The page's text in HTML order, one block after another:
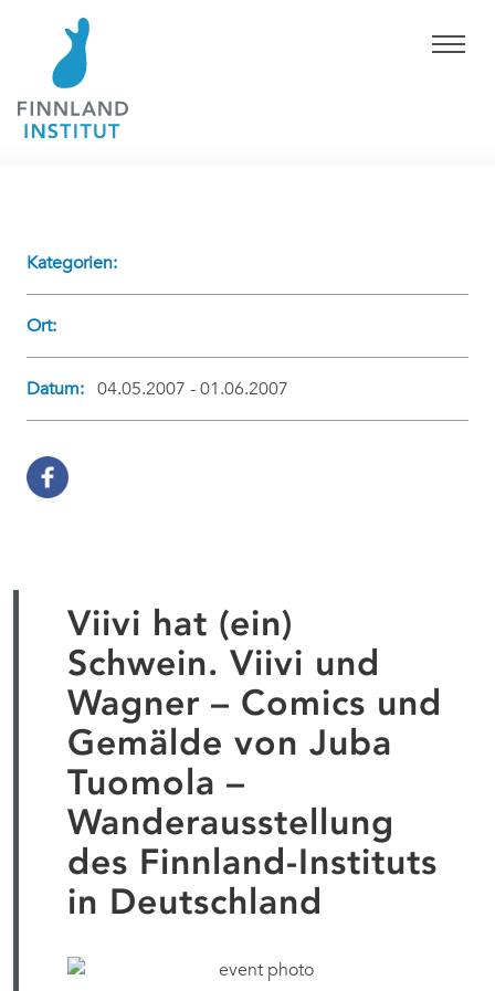
Kategorien:
Ort:
Datum: 04.05.2007 - 01.06.2007
Viivi hat (ein)
Schwein. Viivi und
Wagner – Comics und
Gemälde von Juba
Tuomola –
Wanderausstellung
des Finnland-Instituts
in Deutschland